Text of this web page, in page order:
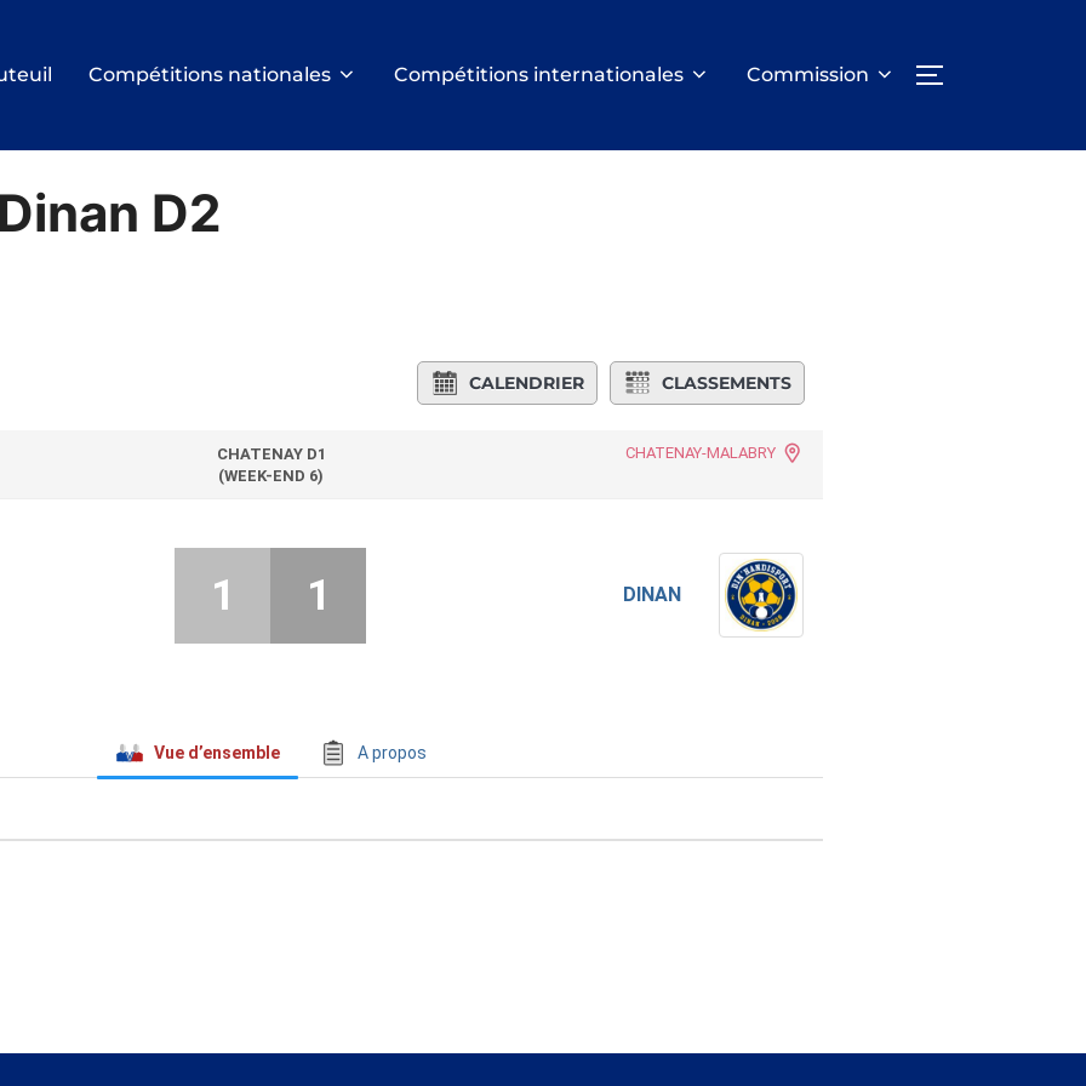
Compétitions nationales Compétitions internationales Commission PERMUTER
D2
CALENDRIER CLASSEMENTS
CHATENAY D1
(WEEK-END 6)
CHATENAY-MALABRY
DINAN
1 1
Vue d’ensemble A propos